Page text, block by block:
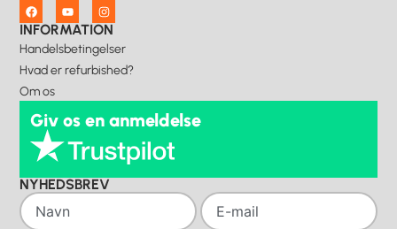
INFORMATION
Handelsbetingelser
Hvad er refurbished?
Om os
Giv os en anmeldelse
NYHEDSBREV